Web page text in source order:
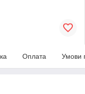
Оплата Умови